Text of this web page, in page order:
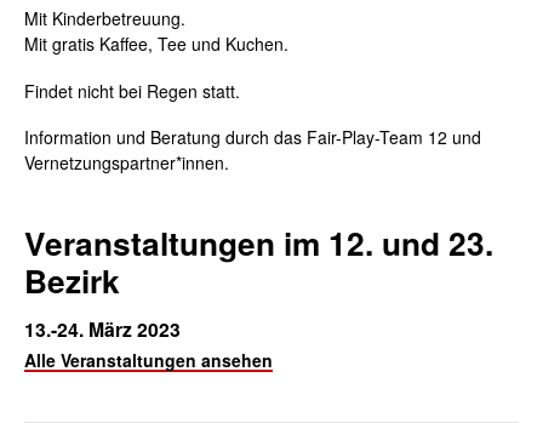
Mit Kinderbetreuung.
Mit gratis Kaffee, Tee und Kuchen.
Findet nicht bei Regen statt.
Information und Beratung durch das Fair-Play-Team 12 und
Vernetzungspartner*innen.
Veranstaltungen im 12. und 23.
Bezirk
13.-24. März 2023
Alle Veranstaltungen ansehen